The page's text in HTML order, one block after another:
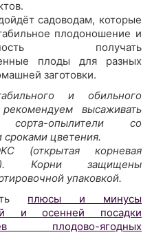
садоводам, которые
плодоношение и
получать
плоды для разных
заготовки.
и обильного
высаживать
опылители со
цветения.
(открытая корневая
Корни защищены
упаковкой.
плюсы и минусы
и осенней посадки
плодово-ягодных